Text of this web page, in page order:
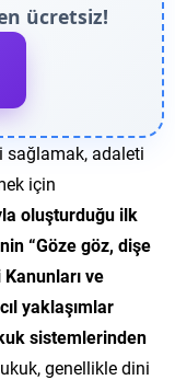
ücretsiz!
sağlamak, adaleti
için
oluşturduğu ilk
“Göze göz, dişe
ve
yaklaşımlar
sistemlerinden
genellikle dini